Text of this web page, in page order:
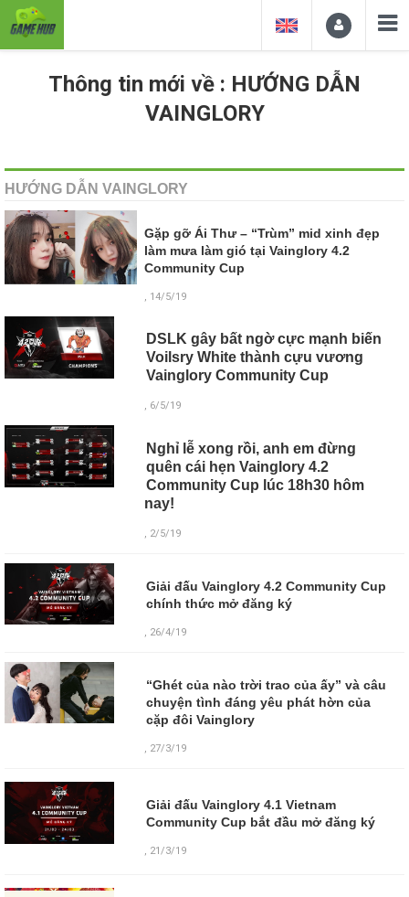
Thông tin mới về : HƯỚNG DẪN
VAINGLORY
HƯỚNG DẪN VAINGLORY
Gặp gỡ Ái Thư – “Trùm” mid xinh đẹp
làm mưa làm gió tại Vainglory 4.2
Community Cup
, 14/5/19
DSLK gây bất ngờ cực mạnh biến
Voilsry White thành cựu vương
Vainglory Community Cup
, 6/5/19
Nghỉ lễ xong rồi, anh em đừng
quên cái hẹn Vainglory 4.2
Community Cup lúc 18h30 hôm
nay!
, 2/5/19
Giải đấu Vainglory 4.2 Community Cup
chính thức mở đăng ký
, 26/4/19
“Ghét của nào trời trao của ấy” và câu
chuyện tình đáng yêu phát hờn của
cặp đôi Vainglory
, 27/3/19
Giải đấu Vainglory 4.1 Vietnam
Community Cup bắt đầu mở đăng ký
, 21/3/19